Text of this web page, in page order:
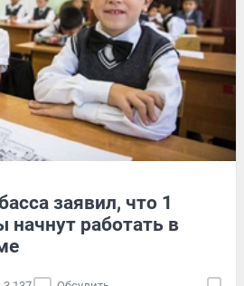
заявил, что 1
начнут работать в